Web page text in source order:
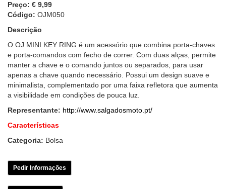
Preço: € 9,99
Código: OJM050
Descrição
O OJ MINI KEY RING é um acessório que combina porta-chaves
e porta-comandos com fecho de correr. Com duas alças, permite
manter a chave e o comando juntos ou separados, para usar
apenas a chave quando necessário. Possui um design suave e
minimalista, complementado por uma faixa refletora que aumenta
a visibilidade em condições de pouca luz.
Representante: http://www.salgadosmoto.pt/
Características
Categoria: Bolsa
Pedir Informações